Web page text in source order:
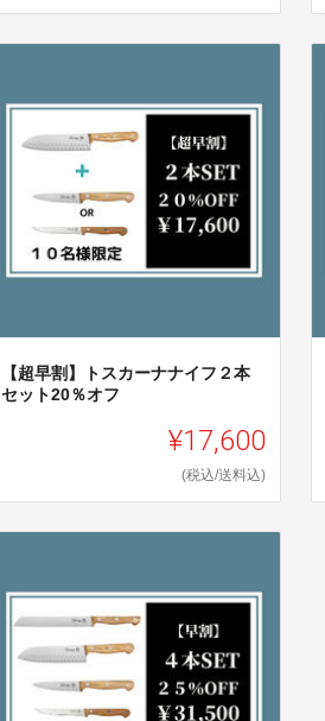
【超早割】トスカーナナイフ２本
セット20％オフ
¥17,600
(税込/送料込)